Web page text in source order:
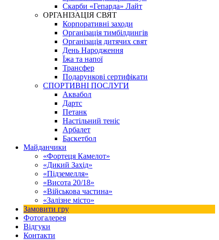
Скарби «Гепарда» Лайт
ОРГАНІЗАЦІЯ СВЯТ
Корпоративні заходи
Організація тимбілдингів
Організація дитячих свят
День Народження
Їжа та напої
Трансфер
Подарункові сертифікати
СПОРТИВНІ ПОСЛУГИ
Аквабол
Дартс
Петанк
Настільний теніс
Арбалет
Баскетбол
Майданчики
«Фортеця Камелот»
«Дикий Захід»
«Підземелля»
«Висота 20/18»
«Військова частина»
«Залізне місто»
Замовити гру
Фотогалерея
Відгуки
Контакти